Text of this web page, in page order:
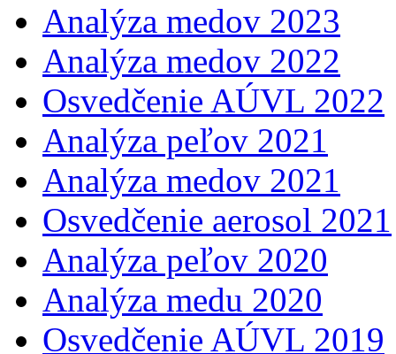
Analýza medov 2023
Analýza medov 2022
Osvedčenie AÚVL 2022
Analýza peľov 2021
Analýza medov 2021
Osvedčenie aerosol 2021
Analýza peľov 2020
Analýza medu 2020
Osvedčenie AÚVL 2019